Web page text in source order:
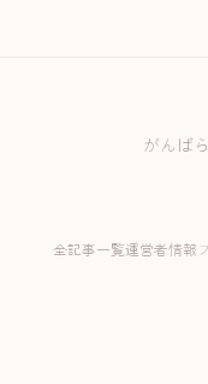
がんば
全記事一覧運営者情報